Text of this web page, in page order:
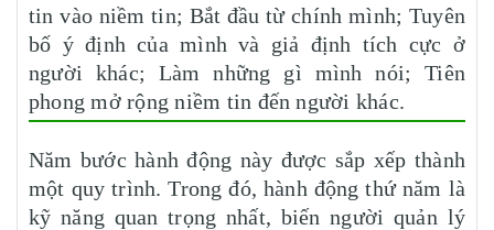
tin vào niềm tin; Bắt đầu từ chính mình; Tuyên
bố ý định của mình và giả định tích cực ở
người khác; Làm những gì mình nói; Tiên
phong mở rộng niềm tin đến người khác.
Năm bước hành động này được sắp xếp thành
một quy trình. Trong đó, hành động thứ năm là
kỹ năng quan trọng nhất, biến người quản lý